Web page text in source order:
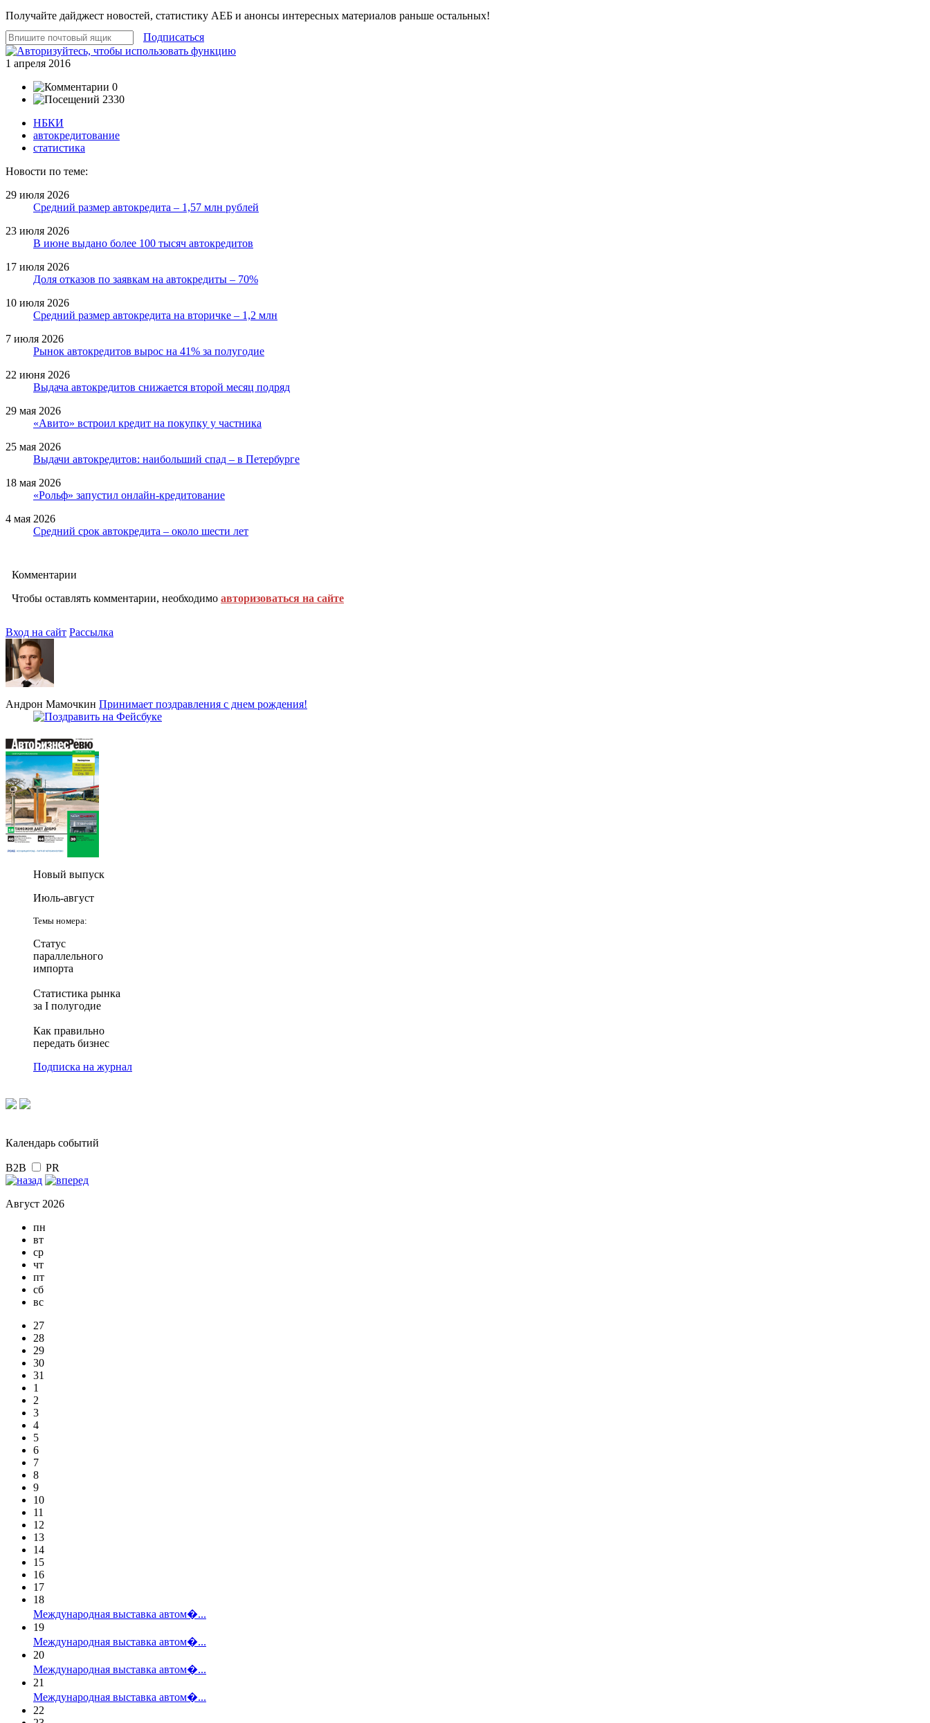
Получайте дайджест новостей, статистику АЕБ и анонсы интересных материалов раньше остальных!
Подписаться
1 апреля 2016
0
2330
НБКИ
автокредитование
статистика
Новости по теме:
29 июля 2026
Средний размер автокредита – 1,57 млн рублей
23 июля 2026
В июне выдано более 100 тысяч автокредитов
17 июля 2026
Доля отказов по заявкам на автокредиты – 70%
10 июля 2026
Средний размер автокредита на вторичке – 1,2 млн
7 июля 2026
Рынок автокредитов вырос на 41% за полугодие
22 июня 2026
Выдача автокредитов снижается второй месяц подряд
29 мая 2026
«Авито» встроил кредит на покупку у частника
25 мая 2026
Выдачи автокредитов: наибольший спад – в Петербурге
18 мая 2026
«Рольф» запустил онлайн-кредитование
4 мая 2026
Средний срок автокредита – около шести лет
Комментарии
Чтобы оставлять комментарии, необходимо авторизоваться на сайте
Вход на сайт Рассылка
Андрон Мамочкин Принимает поздравления с днем рождения!
Новый выпуск
Июль-август
Темы номера:
Статус
параллельного
импорта
Статистика рынка
за I полугодие
Как правильно
передать бизнес
Подписка на журнал
Календарь событий
B2B PR
Август 2026
пн
вт
ср
чт
пт
сб
вс
27
28
29
30
31
1
2
3
4
5
6
7
8
9
10
11
12
13
14
15
16
17
18
Международная выставка автом�...
19
Международная выставка автом�...
20
Международная выставка автом�...
21
Международная выставка автом�...
22